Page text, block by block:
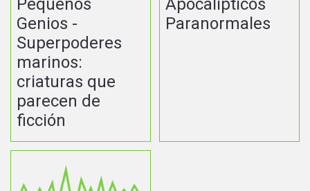
Pequeños
Genios -
Superpoderes
marinos:
criaturas que
parecen de
ficción
Apocalípticos
Paranormales